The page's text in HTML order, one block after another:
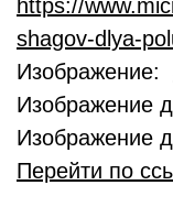
https://
shagov-dlya-
Изображение:
Изображение
Изображение
Перейти по